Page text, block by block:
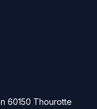
60150 Thourotte